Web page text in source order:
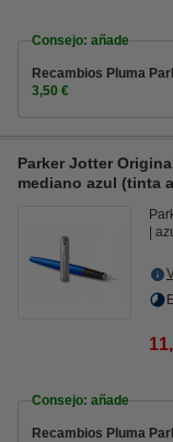
Consejo: añade
Recambios Pluma
3,50 €
Parker Jotter
mediano azul (tinta
Consejo: añade
Recambios Pluma